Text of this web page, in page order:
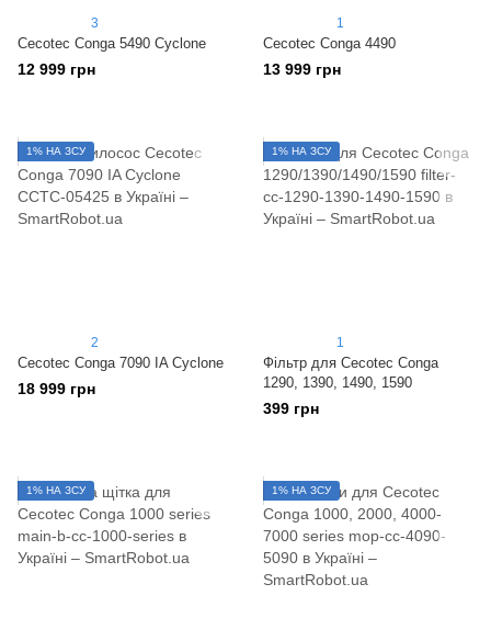
3
Cecotec Conga 5490 Cyclone
12 999 грн
1
Cecotec Conga 4490
13 999 грн
1% НА ЗСУ
2
Cecotec Conga 7090 IA Cyclone
18 999 грн
1% НА ЗСУ
1
Фільтр для Cecotec Conga
1290, 1390, 1490, 1590
399 грн
1% НА ЗСУ 1% НА ЗСУ